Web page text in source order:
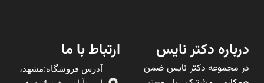
درباره دکتر نایس
در مجموعه دکتر نایس ضمن
ارتباط با ما
آدرس فروشگاه:مشهد،